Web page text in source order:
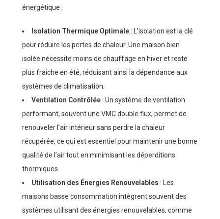
énergétique :
Isolation Thermique Optimale: L’isolation est la clé
pour réduire les pertes de chaleur. Une maison bien
isolée nécessite moins de chauffage en hiver et reste
plus fraîche en été, réduisant ainsi la dépendance aux
systèmes de climatisation.
Ventilation Contrôlée: Un système de ventilation
performant, souvent une VMC double flux, permet de
renouveler l’air intérieur sans perdre la chaleur
récupérée, ce qui est essentiel pour maintenir une bonne
qualité de l’air tout en minimisant les déperditions
thermiques.
Utilisation des Énergies Renouvelables : Les
maisons basse consommation intègrent souvent des
systèmes utilisant des énergies renouvelables, comme